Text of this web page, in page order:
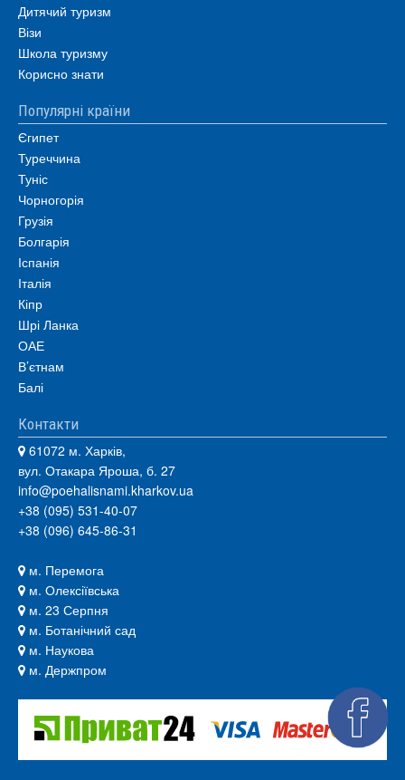
Дитячий туризм
Візи
Школа туризму
Корисно знати
Популярні країни
Єгипет
Туреччина
Туніс
Чорногорія
Грузія
Болгарія
Іспанія
Італія
Кіпр
Шрі Ланка
ОАЕ
В’єтнам
Балі
Контакти
61072 м. Харків,
вул. Отакара Яроша, б. 27
info@poehalisnami.kharkov.ua
+38 (095) 531-40-07
+38 (096) 645-86-31
м. Перемога
м. Олексіївська
м. 23 Серпня
м. Ботанічний сад
м. Наукова
м. Держпром